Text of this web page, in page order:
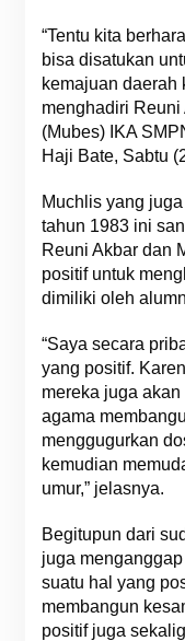
“Tentu kita
bisa disatukan
kemajuan daerah
menghadiri
(Mubes) IKA
Haji Bate, Sabtu
Muchlis yang
tahun 1983 ini
Reuni Akbar dan
positif untuk
dimiliki oleh
“Saya secara
yang positif.
mereka juga
agama
menggugurkan
kemudian
umur,” jelasnya.
Begitupun dari
juga
suatu hal yang
membangun
positif juga